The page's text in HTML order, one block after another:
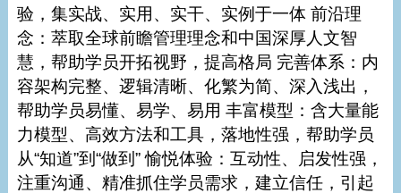
验，集实战、实用、实干、实例于一体 前沿理
念：萃取全球前瞻管理理念和中国深厚人文智
慧，帮助学员开拓视野，提高格局 完善体系：内
容架构完整、逻辑清晰、化繁为简、深入浅出，
帮助学员易懂、易学、易用 丰富模型：含大量能
力模型、高效方法和工具，落地性强，帮助学员
从“知道”到“做到” 愉悦体验：互动性、启发性强，
注重沟通、精准抓住学员需求，建立信任，引起